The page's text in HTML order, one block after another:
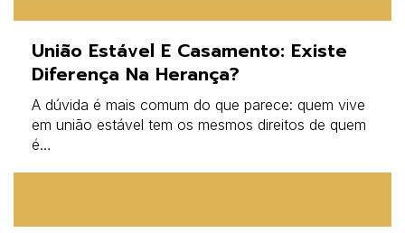
União Estável E Casamento: Existe
Diferença Na Herança?
A dúvida é mais comum do que parece: quem vive
em união estável tem os mesmos direitos de quem
é…